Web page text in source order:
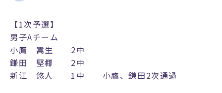
【1次予選】
男子Aチーム
小鷹 嵩生 2中
鎌田 堅椰 2中
新江 悠人 1中 小鷹、鎌田2次通過